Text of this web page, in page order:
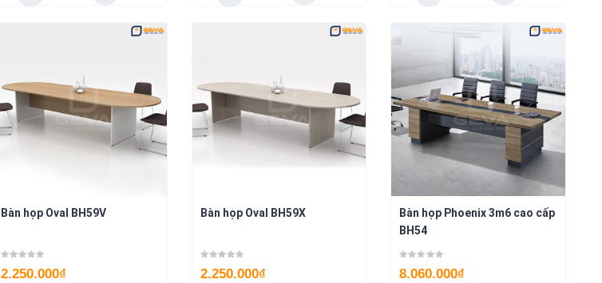
Bàn họp Oval BH59V
2.250.000₫
Bàn họp Oval BH59X
2.250.000₫
Bàn họp Phoenix 3m6 cao cấp
BH54
8.060.000₫